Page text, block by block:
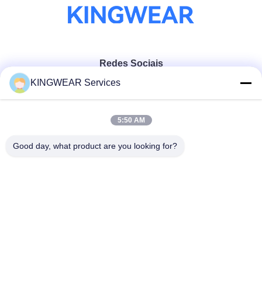
Redes Sociais
Contato rápido
KINGWEAR Services
5:50 AM
Good day, what product are you looking for?